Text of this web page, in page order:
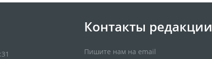
Контакты редакции
Пишите нам на email